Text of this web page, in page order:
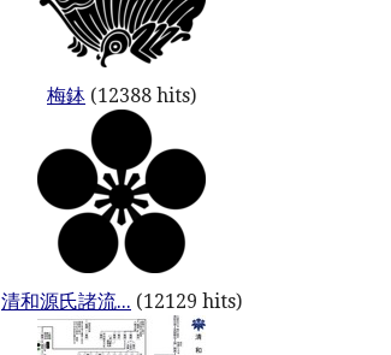
梅鉢 (12388 hits)
清和源氏諸流... (12129 hits)